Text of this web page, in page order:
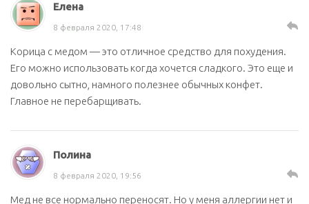
Елена
8 февраля 2020, 17:48
Корица с медом — это отличное средство для похудения.
Его можно использовать когда хочется сладкого. Это еще и
довольно сытно, намного полезнее обычных конфет.
Главное не перебарщивать.
Полина
8 февраля 2020, 19:56
Мед не все нормально переносят. Но у меня аллергии нет и